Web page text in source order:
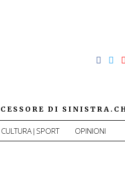
DI
CULTURA|SPORT OPINIONI